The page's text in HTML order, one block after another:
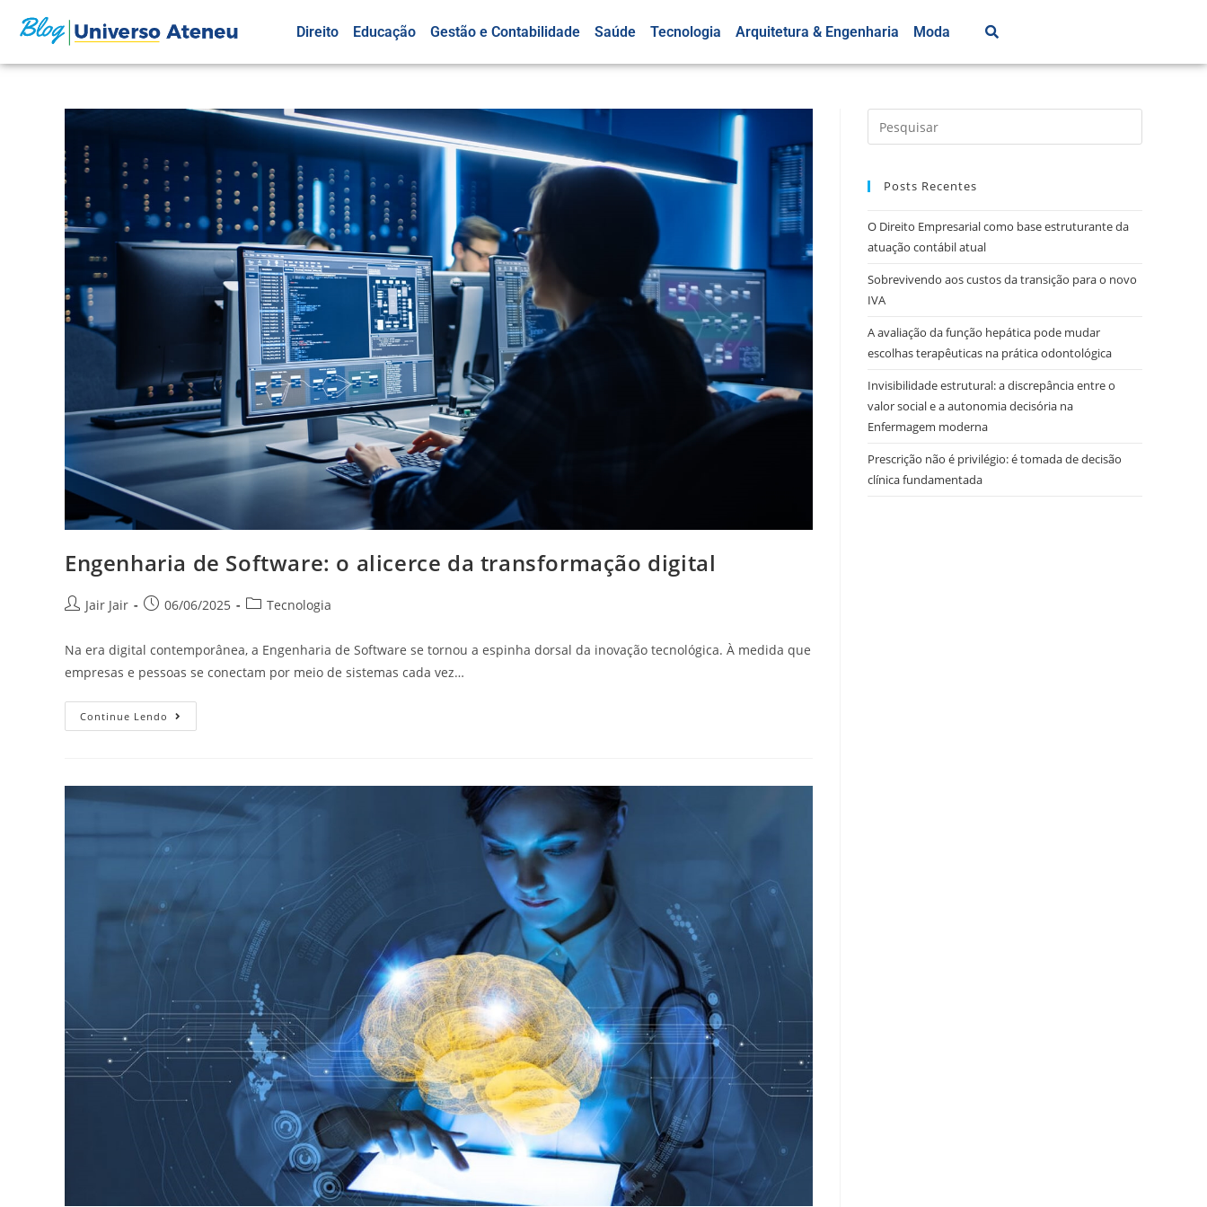
Direito Educação Gestão e Contabilidade Saúde Tecnologia Arquitetura & Engenharia Moda
Engenharia de Software: o alicerce da transformação digital
Jair Jair 06/06/2025 Tecnologia
Na era digital contemporânea, a Engenharia de Software se tornou a espinha dorsal da inovação tecnológica. À medida que
empresas e pessoas se conectam por meio de sistemas cada vez…
Continue Lendo
Posts Recentes
O Direito Empresarial como base estruturante da
atuação contábil atual
Sobrevivendo aos custos da transição para o novo
IVA
A avaliação da função hepática pode mudar
escolhas terapêuticas na prática odontológica
Invisibilidade estrutural: a discrepância entre o
valor social e a autonomia decisória na
Enfermagem moderna
Prescrição não é privilégio: é tomada de decisão
clínica fundamentada